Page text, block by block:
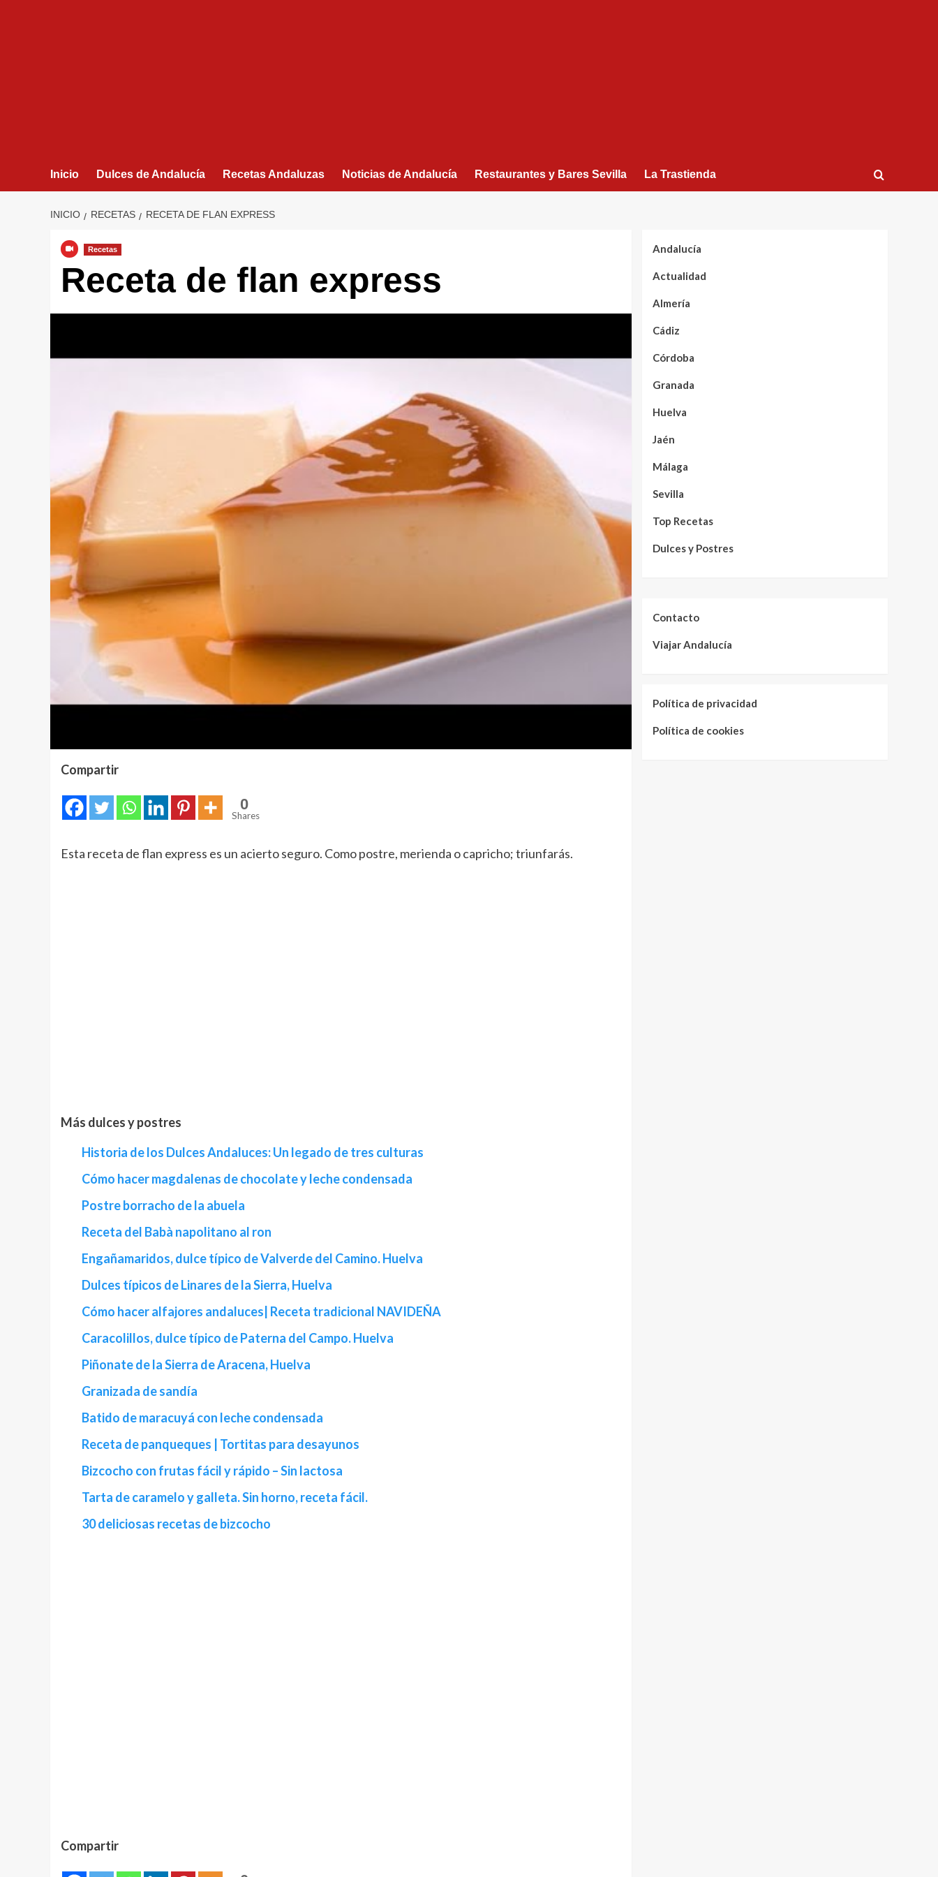
Inicio Dulces de Andalucía Recetas Andaluzas Noticias de Andalucía Restaurantes y Bares Sevilla La Trastienda
INICIO RECETAS RECETA DE FLAN EXPRESS
Recetas
Receta de flan express
Compartir
0
Shares
Esta receta de flan express es un acierto seguro. Como postre, merienda o capricho; triunfarás.
Más dulces y postres
Historia de los Dulces Andaluces: Un legado de tres culturas
Cómo hacer magdalenas de chocolate y leche condensada
Postre borracho de la abuela
Receta del Babà napolitano al ron
Engañamaridos, dulce típico de Valverde del Camino. Huelva
Dulces típicos de Linares de la Sierra, Huelva
Cómo hacer alfajores andaluces| Receta tradicional NAVIDEÑA
Caracolillos, dulce típico de Paterna del Campo. Huelva
Piñonate de la Sierra de Aracena, Huelva
Granizada de sandía
Batido de maracuyá con leche condensada
Receta de panqueques | Tortitas para desayunos
Bizcocho con frutas fácil y rápido – Sin lactosa
Tarta de caramelo y galleta. Sin horno, receta fácil.
30 deliciosas recetas de bizcocho
Compartir
Andalucía
Actualidad
Almería
Cádiz
Córdoba
Granada
Huelva
Jaén
Málaga
Sevilla
Top Recetas
Dulces y Postres
Contacto
Viajar Andalucía
Política de privacidad
Política de cookies